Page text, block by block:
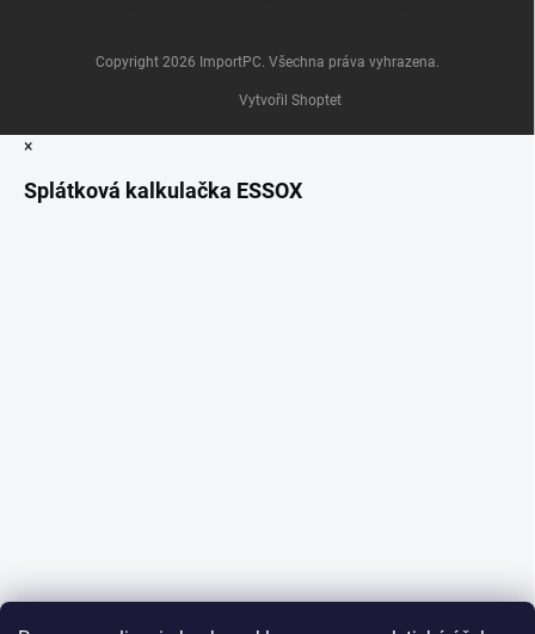
Vytvořil Shoptet
Copyright 2026 ImportPC. Všechna práva vyhrazena.
×
Splátková kalkulačka ESSOX